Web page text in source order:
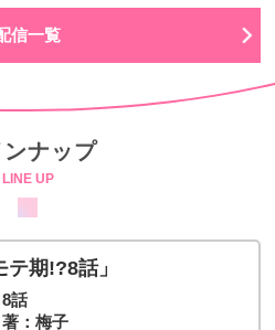
信一覧
ンナップ
LINE UP
期!?8話」
8話
著：梅子